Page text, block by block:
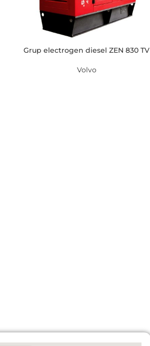
Grup electrogen diesel ZEN 830 TV
Volvo